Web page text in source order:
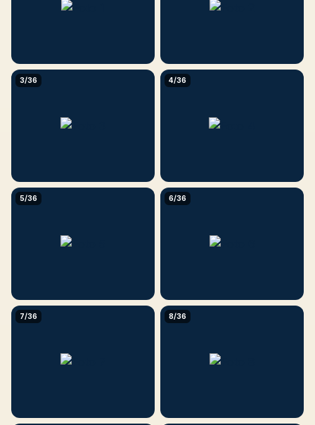
3/36 4/36
5/36 6/36
7/36 8/36